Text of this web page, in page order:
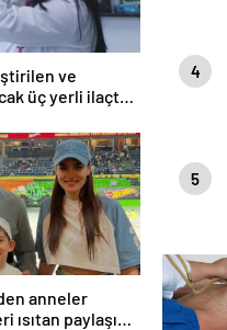
ve
üç yerli ilaçta,
anneler
paylaşım!
4
5